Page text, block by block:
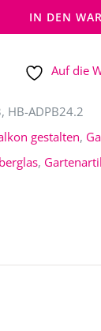
IN DEN
Auf die
HB-ADPB24.2
gestalten,
,